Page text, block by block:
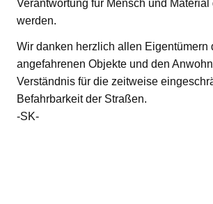
Verantwortung für Mensch und Material
werden.
Wir danken herzlich allen Eigentümern
angefahrenen Objekte und den
Verständnis für die zeitweise
Befahrbarkeit der Straßen.
-SK-